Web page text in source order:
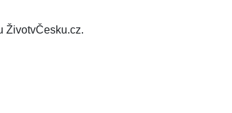
ŽivotvČesku.cz.